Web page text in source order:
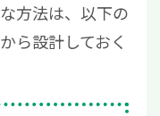
方法は、以下の
ら設計しておく